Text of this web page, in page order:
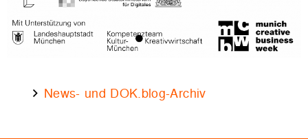
News- und DOK.blog-Archiv